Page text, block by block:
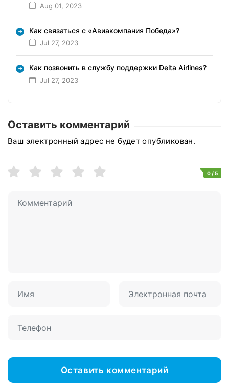
Aug 01, 2023
Как связаться с «Авиакомпания Победа»?
Jul 27, 2023
Как позвонить в службу поддержки Delta Airlines?
Jul 27, 2023
Оставить комментарий
Ваш электронный адрес не будет опубликован.
0/ 5